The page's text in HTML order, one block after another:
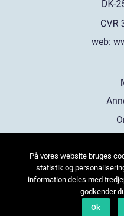
web:
På vores website bruges
statistik og
information deles med
godkender
Ok